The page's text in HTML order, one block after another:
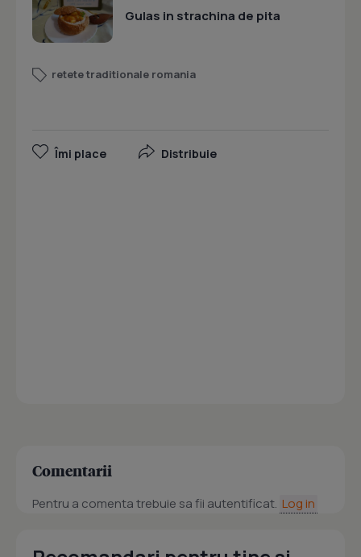
Gulas in strachina de pita
retete traditionale romania
Îmi place Distribuie
Comentarii
Pentru a comenta trebuie sa fii autentificat. Log in